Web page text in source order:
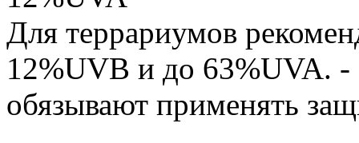
Для террариумов
12%UVB и до 63%UVA. -
обязывают применять